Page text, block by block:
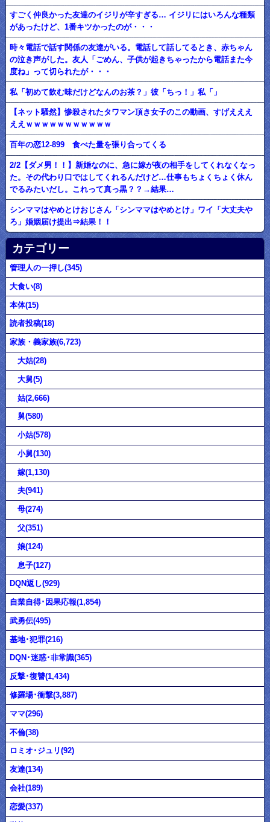
すごく仲良かった友達のイジリが辛すぎる… イジリにはいろんな種類
があったけど、1番キツかったのが・・・
時々電話で話す関係の友達がいる。電話して話してるとき、赤ちゃん
の泣き声がした。友人「ごめん、子供が起きちゃったから電話また今
度ね」って切られたが・・・
私「初めて飲む味だけどなんのお茶？」彼「ちっ！」私「」
【ネット騒然】惨殺されたタワマン頂き女子のこの動画、すげえええ
ええｗｗｗｗｗｗｗｗｗｗｗ
百年の恋12-899 食べた量を張り合ってくる
2/2【ダメ男！！】新婚なのに、急に嫁が夜の相手をしてくれなくなっ
た。その代わり口ではしてくれるんだけど…仕事もちょくちょく休ん
でるみたいだし。これって真っ黒？？→結果…
シンママはやめとけおじさん「シンママはやめとけ」ワイ「大丈夫や
ろ」婚姻届け提出⇒結果！！
カテゴリー
管理人の一押し(345)
大食い(8)
本体(15)
読者投稿(18)
家族・義家族(6,723)
大姑(28)
大舅(5)
姑(2,666)
舅(580)
小姑(578)
小舅(130)
嫁(1,130)
夫(941)
母(274)
父(351)
娘(124)
息子(127)
DQN返し(929)
自業自得･因果応報(1,854)
武勇伝(495)
基地･犯罪(216)
DQN･迷惑･非常識(365)
反撃･復讐(1,434)
修羅場･衝撃(3,887)
ママ(296)
不倫(38)
ロミオ･ジュリ(92)
友達(134)
会社(189)
恋愛(337)